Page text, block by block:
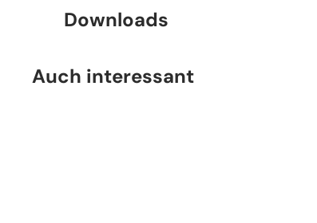
Downloads
Auch interessant